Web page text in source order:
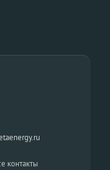
контакты